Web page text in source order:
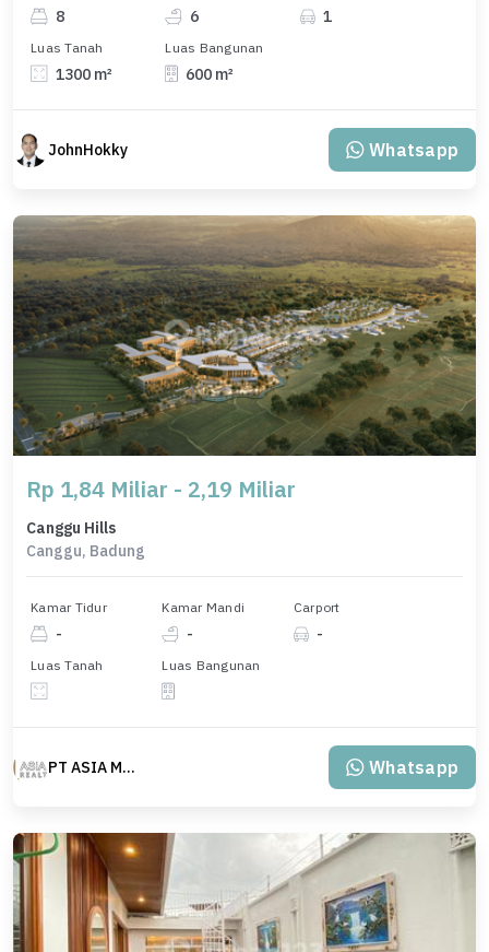
8 6 1
Luas Tanah
1300 m²
Luas Bangunan
600 m²
JohnHokky Whatsapp
Rp 1,84 Miliar - 2,19 Miliar
Canggu Hills
Canggu, Badung
Kamar Tidur
-
Kamar Mandi
-
Carport
-
Luas Tanah Luas Bangunan
PT ASIA MAS REALTY Whatsapp